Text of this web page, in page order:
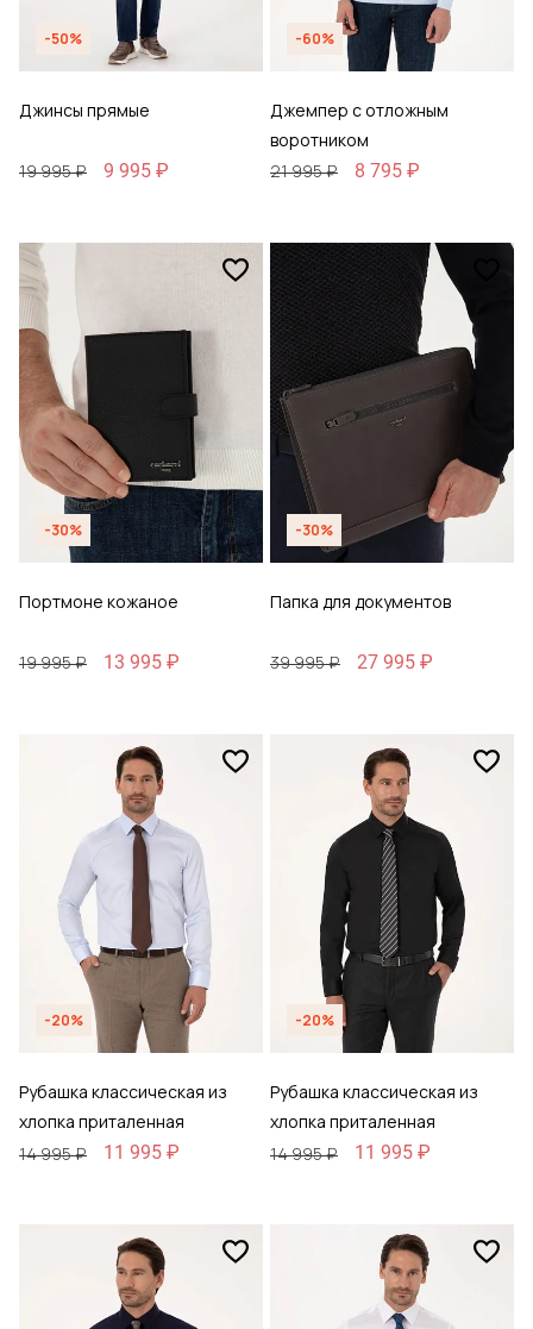
-50%
Джинсы прямые
19 995 ₽ 9 995 ₽
-60%
Джемпер с отложным
воротником
21 995 ₽
8 795 ₽
-30%
Портмоне кожаное
19 995 ₽ 13 995 ₽
-30%
Папка для документов
39 995 ₽ 27 995 ₽
-20%
Рубашка классическая из
хлопка приталенная
14 995 ₽
11 995 ₽
-20%
Рубашка классическая из
хлопка приталенная
14 995 ₽
11 995 ₽